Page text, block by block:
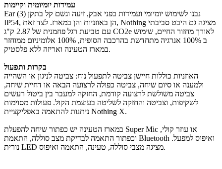
עמידות יומיומית וקיימות
Ear (3) נבנו לשימוש יומיומי ועמידות בפני אבק, זיעה וגשם קל בתקן
IP54, הן באוזניות והן במארז. לצד זאת, Nothing מציגה גם היבט סביבתי
עם טביעת רגל פחמנית של 2.87 ק"ג CO2e לאורך מחזור החיים, שימוש
ב 100% אנרגיה מתחדשת בהרכבה הסופית, 100% אלומיניום ממוחזר
במארז הטעינה ואריזה ללא פלסטיק.
בקרות ותפעול
האוזניות כוללות חיישן צביטה לתפעול נוח: צביטה לניגון או השהייה
ולמענה או סיום שיחה, צביטה כפולה לרצועה הבאה או דחיית שיחה,
צביטה משולשת לרצועה קודמת, החזקה למעבר בין ביטול רעשים
לשקיפות, וצביטה והחזקה לשליטה בעוצמת הקול. פעולות מסוימות
ניתנות להתאמה באפליקציית Nothing X.
במארז הטעינה יש כפתור שיחה להפעלת Super Mic או עוזר קולי,
וכפתור התאמה לבדיקת מצב סוללה, התאמת Bluetooth ואיפוס למפעל.
נורית LED מציגה מצבי סוללה, טעינה, התאמה ואיפוס.